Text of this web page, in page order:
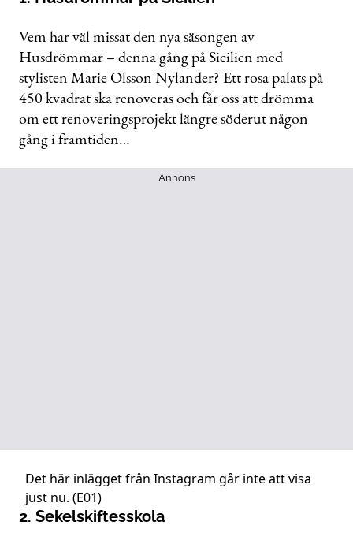
Vem har väl missat den nya säsongen av
Husdrömmar – denna gång på Sicilien med
stylisten Marie Olsson Nylander? Ett rosa palats på
450 kvadrat ska renoveras och får oss att drömma
om ett renoveringsprojekt längre söderut någon
gång i framtiden…
Annons
Det här inlägget från Instagram går inte att visa
just nu. (E01)
2. Sekelskiftesskola